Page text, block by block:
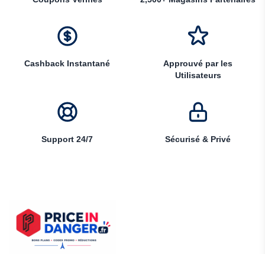
Cashback Instantané
Approuvé par les
Utilisateurs
Support 24/7 Sécurisé & Privé